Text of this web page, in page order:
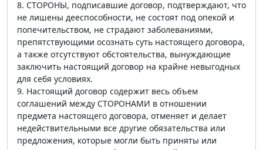
8. СТОРОНЫ, подписавшие договор, подтверждают, что
не лишены дееспособности, не состоят под опекой и
попечительством, не страдают заболеваниями,
препятствующими осознать суть настоящего договора,
а также отсутствуют обстоятельства, вынуждающие
заключить настоящий договор на крайне невыгодных
для себя условиях.
9. Настоящий договор содержит весь объем
соглашений между СТОРОНАМИ в отношении
предмета настоящего договора, отменяет и делает
недействительными все другие обязательства или
предложения, которые могли быть приняты или